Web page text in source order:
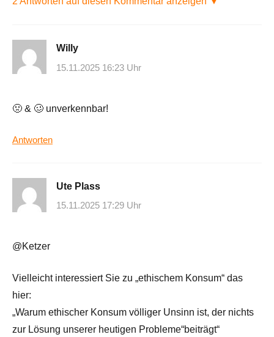
Willy
15.11.2025 16:23 Uhr
🤢 & 🥴 unverkennbar!
Antworten
Ute Plass
15.11.2025 17:29 Uhr
@Ketzer
Vielleicht interessiert Sie zu „ethischem Konsum“ das
hier:
„Warum ethischer Konsum völliger Unsinn ist, der nichts
zur Lösung unserer heutigen Probleme“beiträgt“